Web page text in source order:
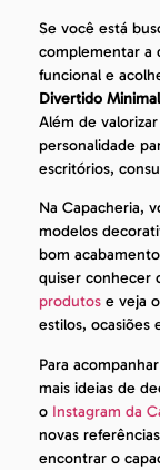
Se você está
complementar a
funcional e
Divertido
Além de
personalidade
escritórios,
Na Capacheria,
modelos
bom
quiser conhecer
produtos e veja
estilos, ocasiões
Para
mais ideias de
o Instagram da
novas
encontrar o